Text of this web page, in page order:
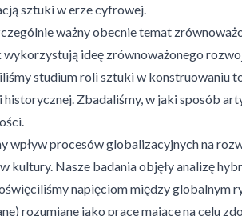
sztuki w erze cyfrowej.
ważny obecnie temat
ideę zrównoważonego
studium roli sztuki w konstruowaniu
Zbadaliśmy, w jaki sposób
wpływ procesów globalizacyjnych na
Nasze badania objęły analizę
napięciom między globalnym
rozumiane jako prace mające na celu